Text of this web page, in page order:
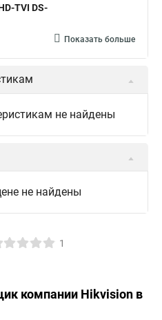
hikvision ds
Камера Hikvision ds 2ce16d8t
поворотная
TVI DS-
Показать больше
не найдены
не найдены
1
компании Hikvision в